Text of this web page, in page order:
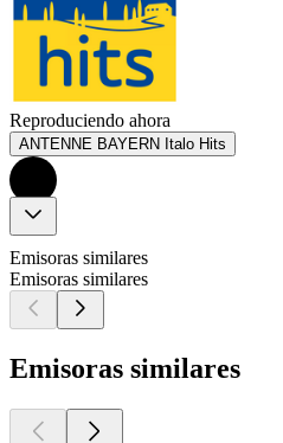
Reproduciendo ahora
ANTENNE BAYERN Italo Hits
Emisoras similares
Emisoras similares
Emisoras similares